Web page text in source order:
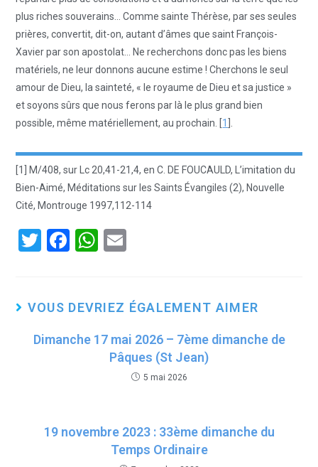
plus riches souverains… Comme sainte Thérèse, par ses seules
prières, convertit, dit-on, autant d’âmes que saint François-
Xavier par son apostolat… Ne recherchons donc pas les biens
matériels, ne leur donnons aucune estime ! Cherchons le seul
amour de Dieu, la sainteté, « le royaume de Dieu et sa justice »
et soyons sûrs que nous ferons par là le plus grand bien
possible, même matériellement, au prochain. [1].
[1] M/408, sur Lc 20,41-21,4, en C. DE FOUCAULD, L’imitation du
Bien-Aimé, Méditations sur les Saints Évangiles (2), Nouvelle
Cité, Montrouge 1997,112-114
T
er
F
b
o
W
s
A
p
VOUS DEVRIEZ ÉGALEMENT AIMER
Dimanche 17 mai 2026 – 7ème dimanche de
Pâques (St Jean)
5 mai 2026
19 novembre 2023 : 33ème dimanche du
Temps Ordinaire